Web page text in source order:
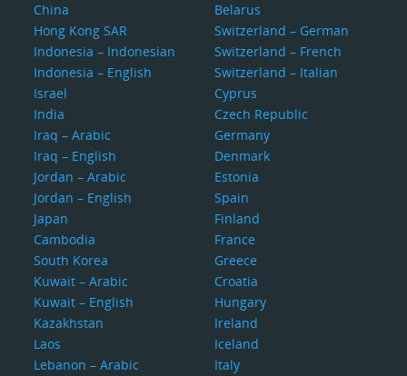
China
Hong Kong SAR
Indonesia – Indonesian
Indonesia – English
Israel
India
Iraq – Arabic
Iraq – English
Jordan – Arabic
Jordan – English
Japan
Cambodia
South Korea
Kuwait – Arabic
Kuwait – English
Kazakhstan
Laos
Lebanon – Arabic
Belarus
Switzerland – German
Switzerland – French
Switzerland – Italian
Cyprus
Czech Republic
Germany
Denmark
Estonia
Spain
Finland
France
Greece
Croatia
Hungary
Ireland
Iceland
Italy